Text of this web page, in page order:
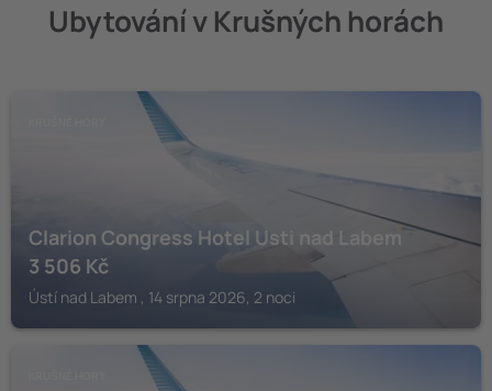
Ubytování v Krušných horách
Clarion Congress Hotel Usti nad Labem
3 506 Kč
Ústí nad Labem , 14 srpna 2026, 2 noci